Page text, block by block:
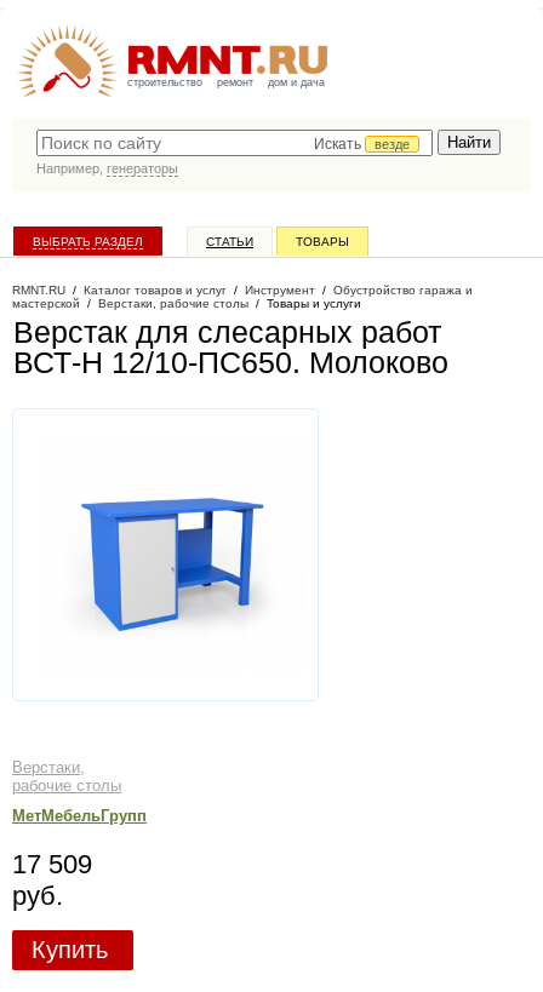
строительство ремонт дом и дача
Искать
везде
Например, генераторы
ВЫБРАТЬ РАЗДЕЛ СТАТЬИ ТОВАРЫ
RMNT.RU / Каталог товаров и услуг / Инструмент / Обустройство гаража и
мастерской / Верстаки, рабочие столы / Товары и услуги
Верстак для слесарных работ
ВСТ-Н 12/10-ПС650. Молоково
Верстаки,
рабочие столы
МетМебельГрупп
17 509
руб.
Купить